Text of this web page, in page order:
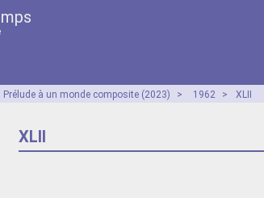
Prélude à un monde composite (2023) > 1962 > XLII
XLII